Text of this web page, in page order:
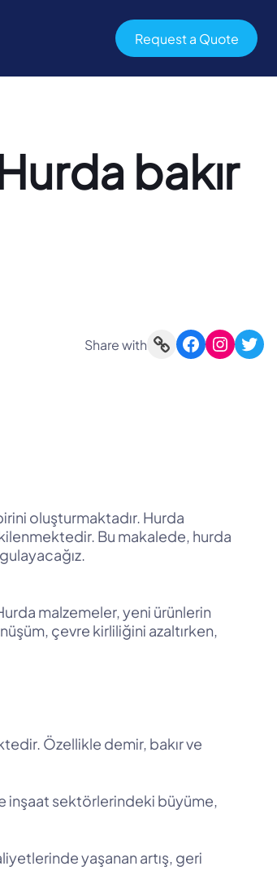
Request a Quote
bakır
Share with Link Facebook Instagram Twitter
oluşturmaktadır. Hurda
Bu makalede, hurda
malzemeler, yeni ürünlerin
çevre kirliliğini azaltırken,
Özellikle demir, bakır ve
inşaat sektörlerindeki büyüme,
yaşanan artış, geri